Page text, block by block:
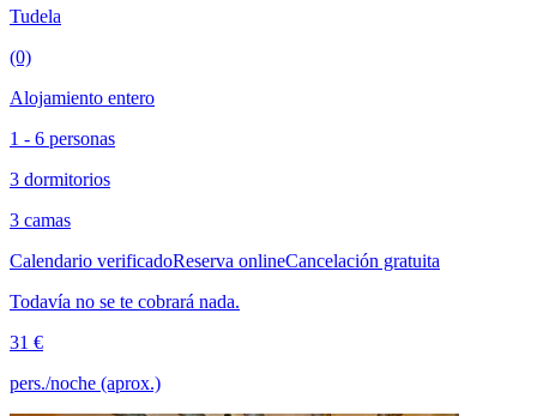
Tudela
(0)
Alojamiento entero
1 - 6 personas
3 dormitorios
3 camas
Calendario verificadoReserva onlineCancelación gratuita
Todavía no se te cobrará nada.
31 €
pers./noche (aprox.)